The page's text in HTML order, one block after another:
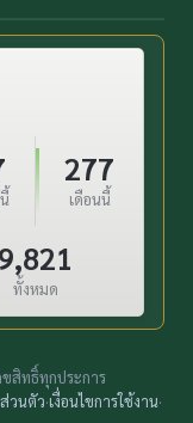
277
เดือนนี้
9,821
ทั้งหมด
สิทธิ์ทุกประการ
วนตัว·เงื่อนไขการใช้งาน·